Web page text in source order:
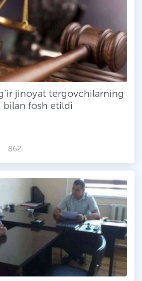
jinoyat tergovchilarning
bilan fosh etildi
862